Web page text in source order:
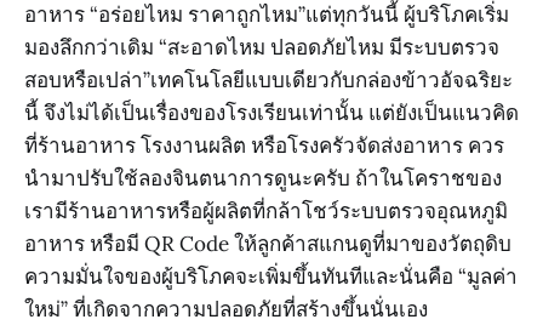
อาหาร “อร่อยไหม ราคาถูกไหม”แต่ทุกวันนี้ ผู้บริโภคเริ่ม
มองลึกกว่าเดิม “สะอาดไหม ปลอดภัยไหม มีระบบตรวจ
สอบหรือเปล่า”เทคโนโลยีแบบเดียวกับกล่องข้าวอัจฉริยะ
นี้ จึงไม่ได้เป็นเรื่องของโรงเรียนเท่านั้น แต่ยังเป็นแนวคิด
ที่ร้านอาหาร โรงงานผลิต หรือโรงครัวจัดส่งอาหาร ควร
นำมาปรับใช้ลองจินตนาการดูนะครับ ถ้าในโคราชของ
เรามีร้านอาหารหรือผู้ผลิตที่กล้าโชว์ระบบตรวจอุณหภูมิ
อาหาร หรือมี QR Code ให้ลูกค้าสแกนดูที่มาของวัตถุดิบ
ความมั่นใจของผู้บริโภคจะเพิ่มขึ้นทันทีและนั่นคือ “มูลค่า
ใหม่” ที่เกิดจากความปลอดภัยที่สร้างขึ้นนั่นเอง